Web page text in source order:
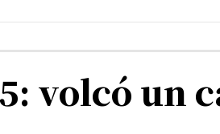
volcó un